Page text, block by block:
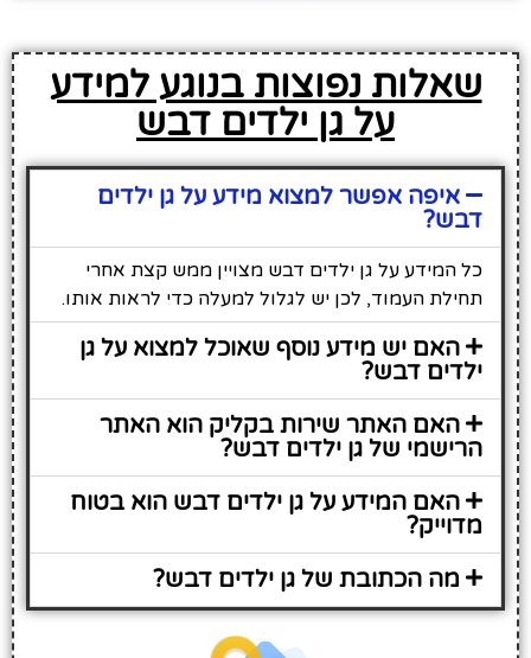
שאלות נפוצות בנוגע למידע
על גן ילדים דבש
איפה אפשר למצוא מידע על גן ילדים
דבש?
כל המידע על גן ילדים דבש מצויין ממש קצת אחרי
תחילת העמוד, לכן יש לגלול למעלה כדי לראות אותו.
האם יש מידע נוסף שאוכל למצוא על גן
ילדים דבש?
האם האתר שירות בקליק הוא האתר
הרישמי של גן ילדים דבש?
האם המידע על גן ילדים דבש הוא בטוח
מדוייק?
מה הכתובת של גן ילדים דבש?